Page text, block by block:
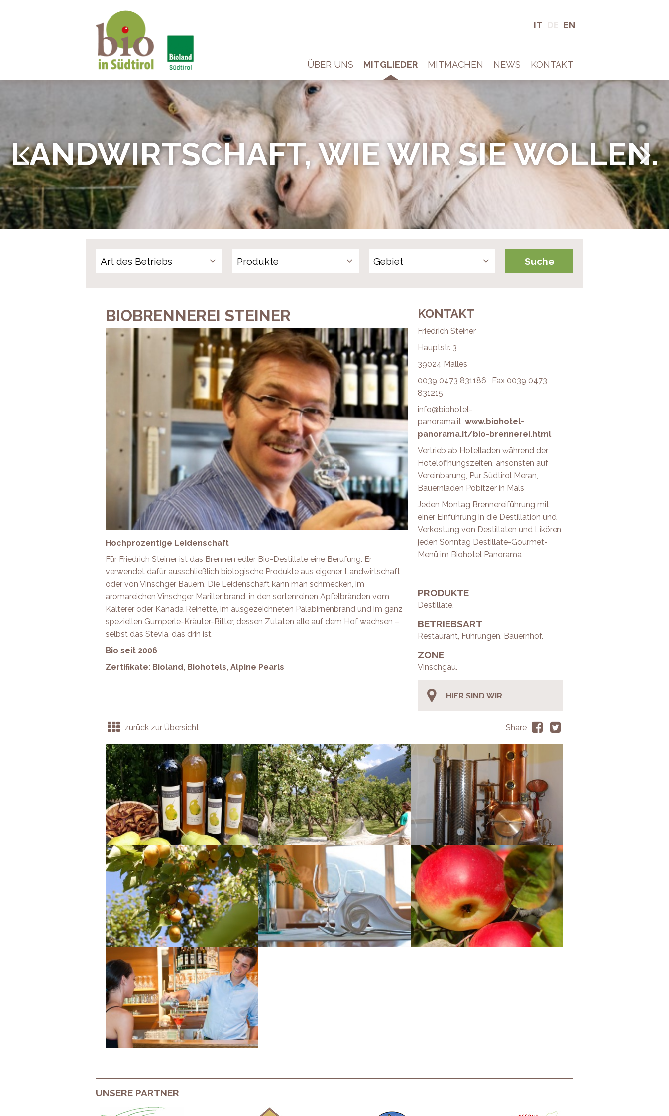
Bio in Südtirol
IT DE EN
ÜBER UNS MITGLIEDER MITMACHEN NEWS KONTAKT
LANDWIRTSCHAFT, WIE WIR SIE WOLLEN!
Produkte
BIOBRENNEREI STEINER
Hochprozentige Leidenschaft
Für Friedrich Steiner ist das Brennen edler Bio-Destillate eine Berufung. Er
verwendet dafür ausschließlich biologische Produkte aus eigener Landwirtschaft
oder von Vinschger Bauern. Die Leidenschaft kann man schmecken, im
aromareichen Vinschger Marillenbrand, in den sortenreinen Apfelbränden vom
Kalterer oder Kanada Reinette, im ausgezeichneten Palabirnenbrand und im ganz
speziellen Gumperle-Kräuter-Bitter, dessen Zutaten alle auf dem Hof wachsen –
selbst das Stevia, das drin ist.
Bio seit 2006
Zertifikate: Bioland, Biohotels, Alpine Pearls
KONTAKT
Friedrich Steiner
Hauptstr. 3
39024 Malles
0039 0473 831186 , Fax 0039 0473
831215
info@biohotel-
panorama.it, www.biohotel-
panorama.it/bio-brennerei.html
Vertrieb ab Hotelladen während der
Hotelöffnungszeiten, ansonsten auf
Vereinbarung, Pur Südtirol Meran,
Bauernladen Pobitzer in Mals
Jeden Montag Brennereiführung mit
einer Einführung in die Destillation und
Verkostung von Destillaten und Likören,
jeden Sonntag Destillate-Gourmet-
Menü im Biohotel Panorama
PRODUKTE
Destillate.
BETRIEBSART
Restaurant, Führungen, Bauernhof.
ZONE
Vinschgau.
HIER SIND WIR
zurück zur Übersicht Share
UNSERE PARTNER